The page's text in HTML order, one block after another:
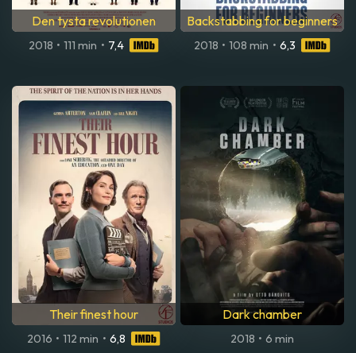
Den tysta revolutionen
2018 • 111 min • 7,4
Backstabbing for beginners
2018 • 108 min • 6,3
Their finest hour
2016 • 112 min • 6,8
Dark chamber
2018 • 6 min